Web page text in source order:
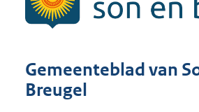
Gemeenteblad van
Breugel